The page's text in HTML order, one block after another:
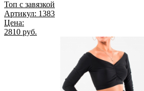
Топ с завязкой
Артикул: 1383
Цена:
2810 руб.